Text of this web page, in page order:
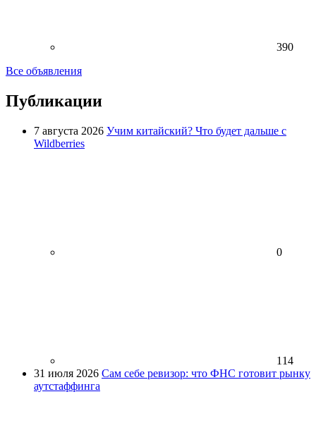
390
Все объявления
Публикации
7 августа 2026 Учим китайский? Что будет дальше с
Wildberries
0
114
31 июля 2026 Сам себе ревизор: что ФНС готовит рынку
аутстаффинга